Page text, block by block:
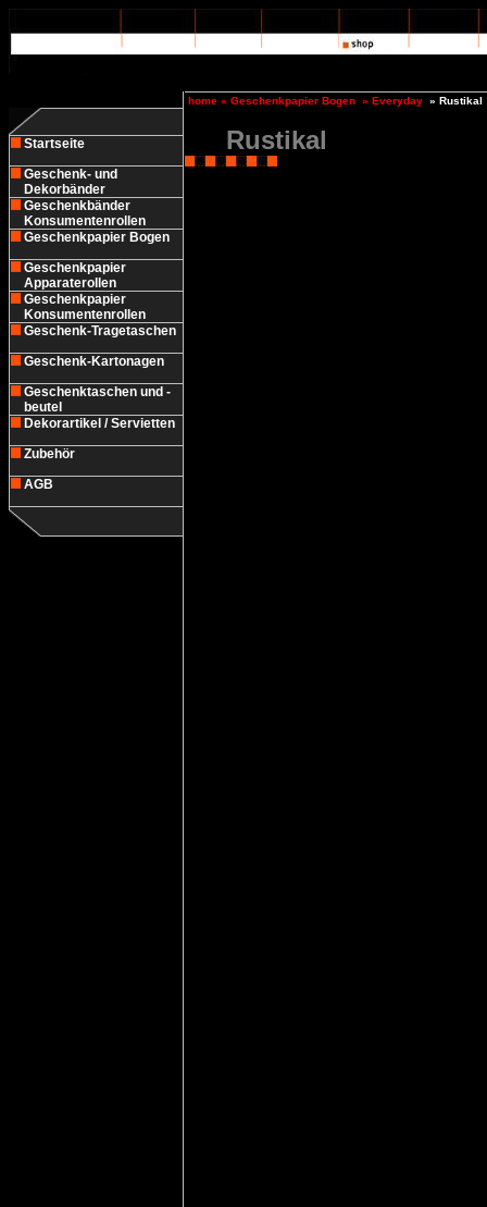
Startseite
Geschenk- und
Dekorbänder
Geschenkbänder
Konsumentenrollen
Geschenkpapier Bogen
Geschenkpapier
Apparaterollen
Geschenkpapier
Konsumentenrollen
Geschenk-Tragetaschen
Geschenk-Kartonagen
Geschenktaschen und -
beutel
Dekorartikel / Servietten
Zubehör
AGB
home » Geschenkpapier Bogen » Everyday » Rustikal
Rustikal